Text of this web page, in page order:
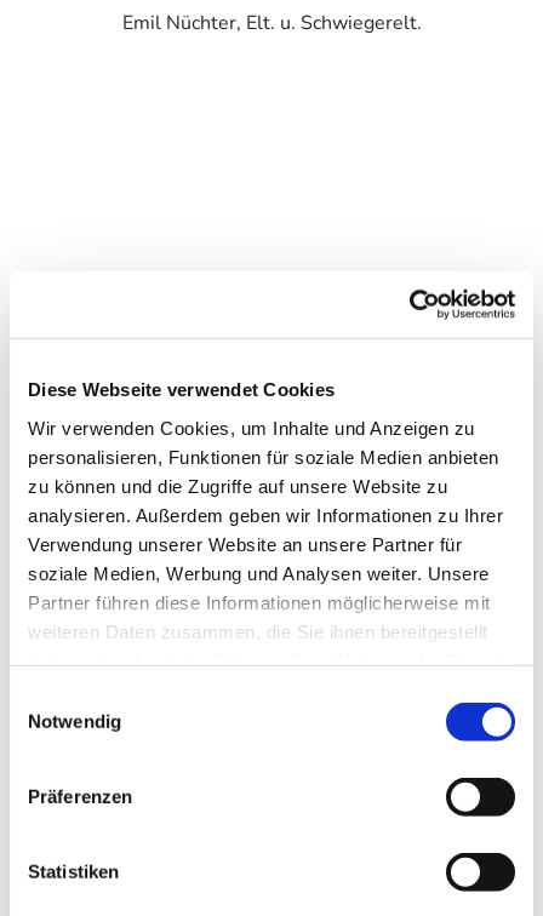
Diese Webseite verwendet Cookies
Wir verwenden Cookies, um Inhalte und Anzeigen zu
personalisieren, Funktionen für soziale Medien anbieten
zu können und die Zugriffe auf unsere Website zu
analysieren. Außerdem geben wir Informationen zu Ihrer
Verwendung unserer Website an unsere Partner für
soziale Medien, Werbung und Analysen weiter. Unsere
Partner führen diese Informationen möglicherweise mit
weiteren Daten zusammen, die Sie ihnen bereitgestellt
Notwendig
Präferenzen
Statistiken
Emil Nüchter, Elt. u. Schwiegerelt.
Dies könnte Sie auch
interessieren